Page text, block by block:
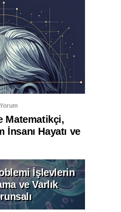
Matematikçi,
Hayatı ve
İşlevlerin
ve Varlık